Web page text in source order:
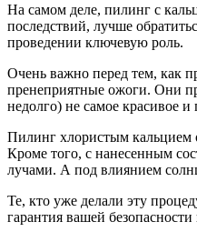
На самом деле, пилинг с
последствий, лучше
проведении ключевую роль.
Очень важно перед тем, как
пренеприятные ожоги. Они
недолго) не самое красивое и
Пилинг хлористым кальцием
Кроме того, с нанесенным
лучами. А под влиянием
Те, кто уже делали эту
гарантия вашей